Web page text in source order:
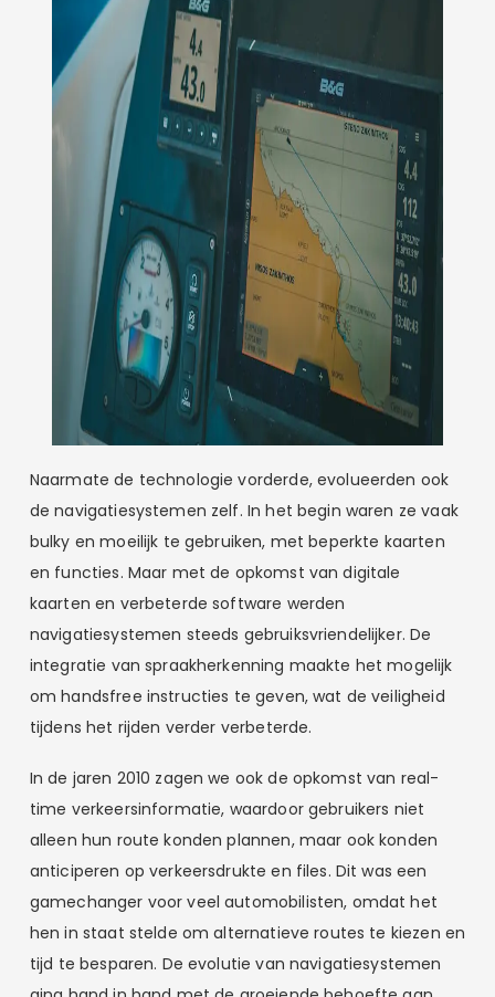
Naarmate de technologie vorderde, evolueerden ook
de navigatiesystemen zelf. In het begin waren ze vaak
bulky en moeilijk te gebruiken, met beperkte kaarten
en functies. Maar met de opkomst van digitale
kaarten en verbeterde software werden
navigatiesystemen steeds gebruiksvriendelijker. De
integratie van spraakherkenning maakte het mogelijk
om handsfree instructies te geven, wat de veiligheid
tijdens het rijden verder verbeterde.
In de jaren 2010 zagen we ook de opkomst van real-
time verkeersinformatie, waardoor gebruikers niet
alleen hun route konden plannen, maar ook konden
anticiperen op verkeersdrukte en files. Dit was een
gamechanger voor veel automobilisten, omdat het
hen in staat stelde om alternatieve routes te kiezen en
tijd te besparen. De evolutie van navigatiesystemen